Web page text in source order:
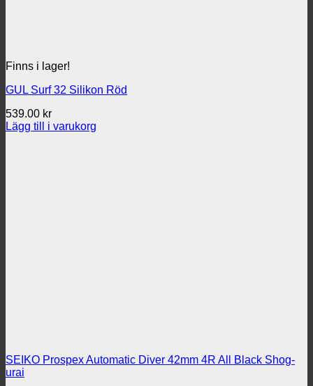
Finns i lager!
GUL Surf 32 Silikon Röd
539.00 kr
Lägg till i varukorg
SEIKO Prospex Automatic Diver 42mm 4R All Black Shog-
urai